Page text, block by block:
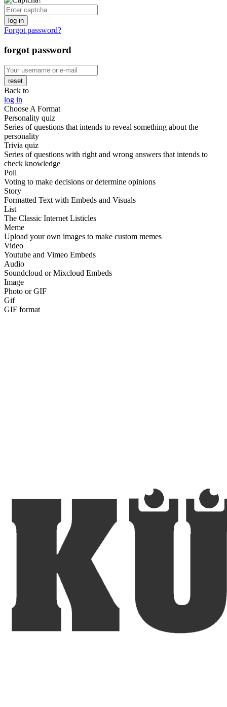
log in
Forgot password?
forgot password
reset
Back to
log in
Choose A Format
Personality quiz
Series of questions that intends to reveal something about the
personality
Trivia quiz
Series of questions with right and wrong answers that intends to
check knowledge
Poll
Voting to make decisions or determine opinions
Story
Formatted Text with Embeds and Visuals
List
The Classic Internet Listicles
Meme
Upload your own images to make custom memes
Video
Youtube and Vimeo Embeds
Audio
Soundcloud or Mixcloud Embeds
Image
Photo or GIF
Gif
GIF format